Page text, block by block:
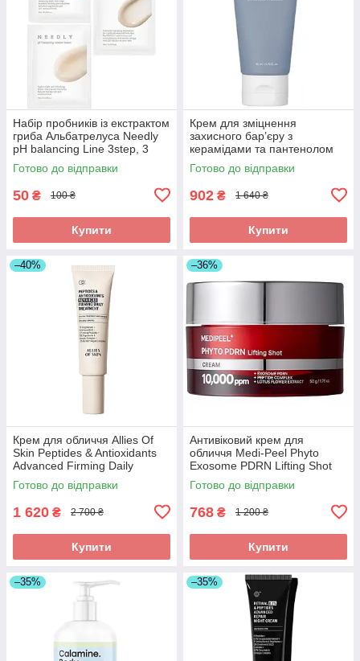
Набір пробників із екстрактом
гриба Альбатрелуса Needly
pH balancing Line 3step, 3
шт*3 мл
Готово до відправки
50 ₴ 100 ₴
Купити
Крем для зміцнення
захисного бар’єру з
керамідами та пантенолом
Needly Crossbarrier Cream 80
мл
Готово до відправки
902 ₴ 1 640 ₴
Купити
–40%
Крем для обличчя Allies Of
Skin Peptides & Antioxidants
Advanced Firming Daily
Treatment 20 ml
Готово до відправки
1 620 ₴ 2 700 ₴
Купити
–36%
Антивіковий крем для
обличчя Medi-Peel Phyto
Exosome PDRN Lifting Shot
Cream
Готово до відправки
768 ₴ 1 200 ₴
Купити
–35% –35%